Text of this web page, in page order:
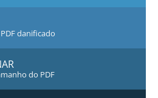
danificado
do PDF